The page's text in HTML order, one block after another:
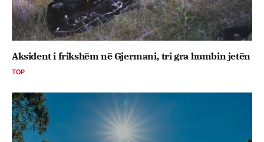
Aksident i frikshëm në Gjermani, tri gra humbin jetën
TOP